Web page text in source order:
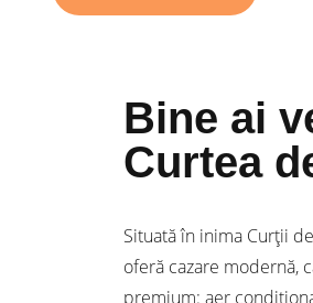
Bine ai
Curtea
Situată în inima Curții
oferă cazare modernă,
premium: aer